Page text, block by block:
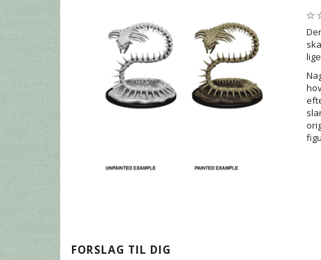
FORSLAG TIL DIG